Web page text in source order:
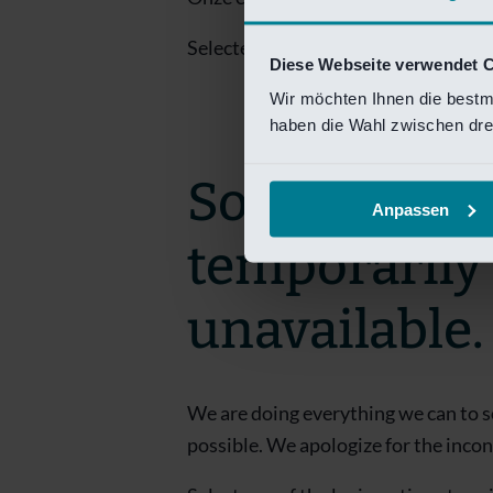
Diese Webseite verwendet
Wir möchten Ihnen die
haben die Wahl zwischen
Anpassen
Selecteer een van de login opties
Sorry! This
temporarily
unavailable.
We are doing everything we can to
possible. We apologize for the